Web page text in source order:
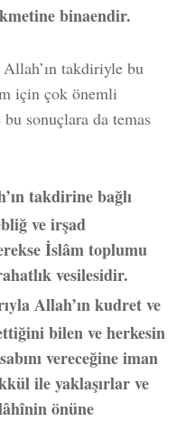
binaendir.
Allah’ın takdiriyle bu
için çok önemli
sonuçlara da temas
takdirine bağlı
ve irşad
İslâm toplumu
vesilesidir.
Allah’ın kudret ve
bilen ve herkesin
vereceğine iman
ile yaklaşırlar ve
önüne